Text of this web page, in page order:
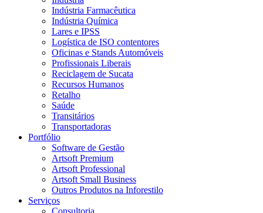
Indústria Farmacêutica
Indústria Química
Lares e IPSS
Logística de ISO contentores
Oficinas e Stands Automóveis
Profissionais Liberais
Reciclagem de Sucata
Recursos Humanos
Retalho
Saúde
Transitários
Transportadoras
Portfólio
Software de Gestão
Artsoft Premium
Artsoft Professional
Artsoft Small Business
Outros Produtos na Inforestilo
Serviços
Consultoria